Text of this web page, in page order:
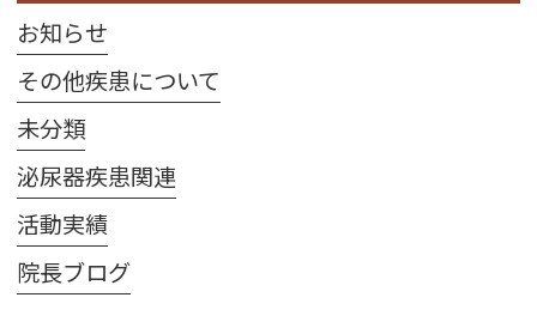
お知らせ
その他疾患について
未分類
泌尿器疾患関連
活動実績
院長ブログ